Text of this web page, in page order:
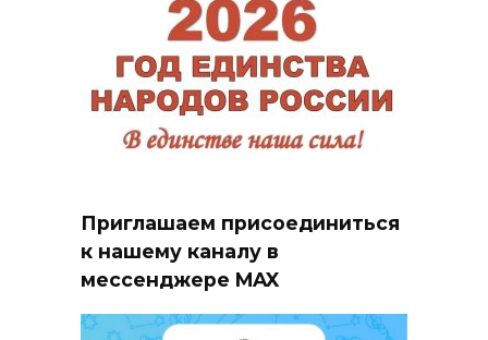
Приглашаем присоединиться
к нашему каналу в
мессенджере MAX